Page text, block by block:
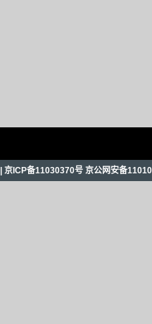
京ICP备11030370号 京公网安备